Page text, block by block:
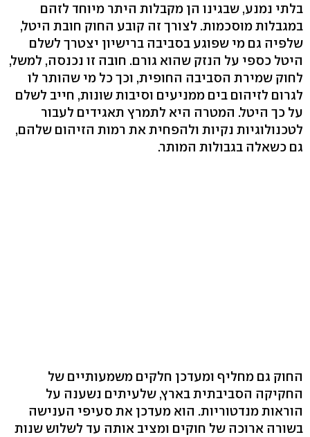
בלתי נמנע, שבגינו הן מקבלות היתר מיוחד לזהם
במגבלות מוסכמות. לצורך זה קובע החוק חובת היטל,
שלפיה גם מי שפוגע בסביבה ברישיון יצטרך לשלם
היטל כספי על הנזק שהוא גורם. חובה זו נכנסה, למשל,
לחוק שמירת הסביבה החופית, וכך כל מי שהותר לו
לגרום לזיהום בים ממניעים וסיבות שונות, חייב לשלם
על כך היטל. המטרה היא לתמרץ תאגידים לעבור
לטכנולוגיות נקיות ולהפחית את רמות הזיהום שלהם,
גם כשאלה בגבולות המותר.
החוק גם מחליף ומעדכן חלקים משמעותיים של
החקיקה הסביבתית בארץ, שלעיתים נשענה על
הוראות מנדטוריות. הוא מעדכן את סעיפי הענישה
בשורה ארוכה של חוקים ומציב אותה עד לשלוש שנות